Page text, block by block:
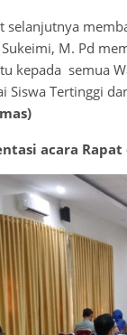
selanjutnya
M. Pd
kepada semua
Siswa Tertinggi
acara Rapat